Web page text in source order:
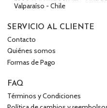
Valparaíso - Chile
SERVICIO AL CLIENTE
Contacto
Quiénes somos
Formas de Pago
FAQ
Términos y Condiciones